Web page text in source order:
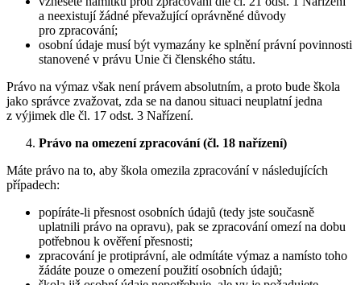
a neexistují žádné převažující oprávněné důvody
pro zpracování;
osobní údaje musí být vymazány ke splnění právní povinnosti
stanovené v právu Unie či členského státu.
Právo na výmaz však není právem absolutním, a proto bude škola
jako správce zvažovat, zda se na danou situaci neuplatní jedna
z výjimek dle čl. 17 odst. 3 Nařízení.
Právo na omezení zpracování (čl. 18 nařízení)
Máte právo na to, aby škola omezila zpracování v následujících
případech:
popíráte-li přesnost osobních údajů (tedy jste současně
uplatnili právo na opravu), pak se zpracování omezí na dobu
potřebnou k ověření přesnosti;
zpracování je protiprávní, ale odmítáte výmaz a namísto toho
žádáte pouze o omezení použití osobních údajů;